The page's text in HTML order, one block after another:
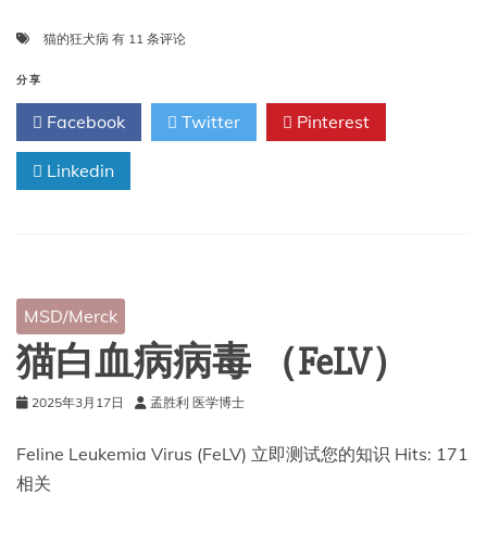
猫的狂犬病 猫
犬
病
有 11 条评论
分享
Facebook Twitter Pinterest
Linkedin
MSD/Merck
猫白血病病毒 （FeLV）
2025年3月17日 孟胜利 医学博士
Feline Leukemia Virus (FeLV) 立即测试您的知识 Hits: 171
相关